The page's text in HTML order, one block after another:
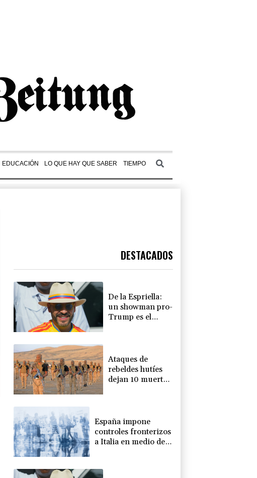
EDUCACIÓN LO QUE HAY QUE SABER TIEMPO
DESTACADOS
De la Espriella:
un showman pro-
Trump es el
Ataques de
rebeldes hutíes
dejan 10 muertos
España impone
controles fronterizos
a Italia en medio de